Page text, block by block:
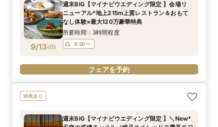
9/13(日)
週末BIG【マイナビウエディング限定 】会場リ
ニューアル*地上215m上質レストラン＆おもて
なし体験×最大120万豪華特典
所要時間：3時間程度
9:30〜
フェアを予約
特典あり
週末BIG【マイナビウエディング限定 】＼New*